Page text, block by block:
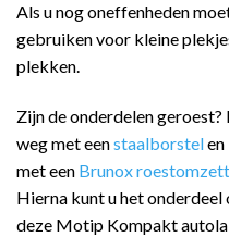
Als u nog oneffenheden
gebruiken voor kleine
plekken.
Zijn de onderdelen
weg met eenstaalborstelen
met een Brunox
Hierna kunt u het
deze Motip Kompakt